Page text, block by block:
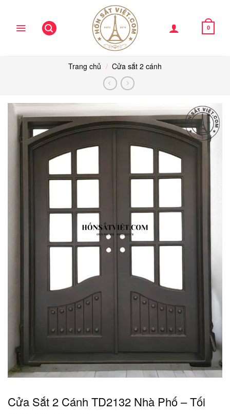
content
0
Trang chủ / Cửa sắt 2 cánh
Cửa Sắt 2 Cánh TD2132 Nhà Phố – Tối